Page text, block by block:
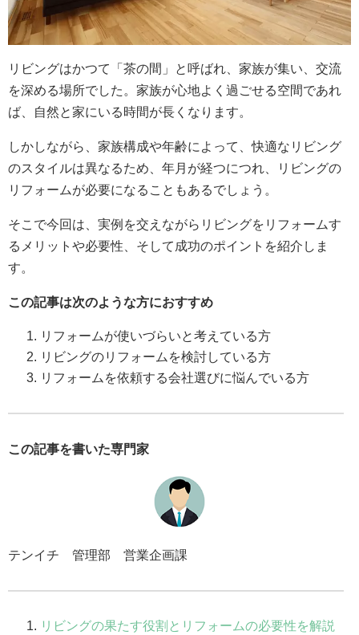
リビングはかつて「茶の間」と呼ばれ、家族が集い、交流
を深める場所でした。家族が心地よく過ごせる空間であれ
ば、自然と家にいる時間が長くなります。
しかしながら、家族構成や年齢によって、快適なリビング
のスタイルは異なるため、年月が経つにつれ、リビングの
リフォームが必要になることもあるでしょう。
そこで今回は、実例を交えながらリビングをリフォームす
るメリットや必要性、そして成功のポイントを紹介しま
す。
この記事は次のような方におすすめ
リフォームが使いづらいと考えている方
リビングのリフォームを検討している方
リフォームを依頼する会社選びに悩んでいる方
この記事を書いた専門家
テンイチ 管理部 営業企画課
リビングの果たす役割とリフォームの必要性を解説